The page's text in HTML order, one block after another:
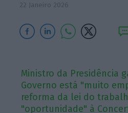
22 Janeiro 2026
Ministro da Presidência
Governo está "muito
reforma da lei do
"oportunidade" à